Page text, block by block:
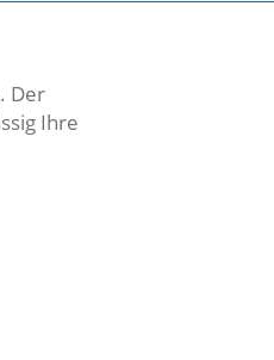
Der
Ihre